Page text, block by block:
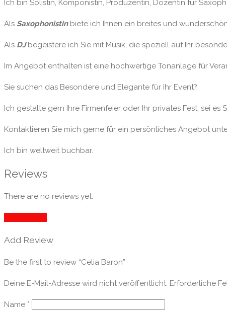
Ich bin Solistin, Komponistin, Produzentin, Dozentin für
Als Saxophonistin biete ich Ihnen ein breites und
Als DJbegeistere ich Sie mit Musik, die speziell auf Ihr
Im Angebot enthalten ist eine hochwertige Tonanlage für
Sie suchen das Besondere und Elegante für Ihr Event?
Ich gestalte gern Ihre Firmenfeier oder Ihr privates Fest, sei
Kontaktieren Sie mich gerne für ein persönliches Angebot
Ich bin weltweit buchbar.
Reviews
There are no reviews yet.
Add Review
Be the first to review “Celia Baron”
Deine E-Mail-Adresse wird nicht veröffentlicht. Erforderliche
Name *